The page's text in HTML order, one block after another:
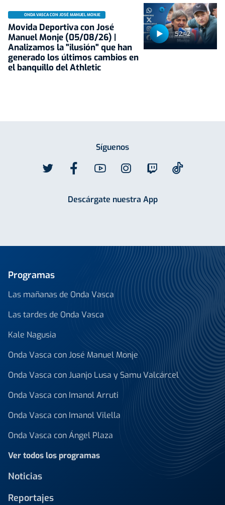
52:42
ONDA VASCA CON JOSÉ MANUEL MONJE
Movida Deportiva con José
Manuel Monje (05/08/26) |
Analizamos la "ilusión" que han
generado los últimos cambios en
el banquillo del Athletic
Síguenos
Descárgate nuestra App
Programas
Las mañanas de Onda Vasca
Las tardes de Onda Vasca
Kale Nagusia
Onda Vasca con José Manuel Monje
Onda Vasca con Juanjo Lusa y Samu Valcárcel
Onda Vasca con Imanol Arruti
Onda Vasca con Imanol Vilella
Onda Vasca con Ángel Plaza
Ver todos los programas
Noticias
Reportajes